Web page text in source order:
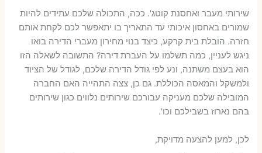
שירותי מעבר ואחסנת קוטג'. ככה, התכולה שלכם עתידים להיות
שמורים באחסון איכותי עד התאריך בו יתאפשר לכם לקחת אותם
חזרה. הובלת בית קרקע, כיצד בנוי מחירון מעברי הדירה בואו
ניגש לעניין, כמה תשלמו על העברת דירה? התשובה לשאלה הזו
הוא בעצם משתנה, ונע לפי גודל הדירה שלכם, לגודל של הציוד
ולמשקל והמאסה הכוללת. גם כן, צצה התהייה האם החברה
המובילה שלכם מעניקה עבורכם שירותים נלווים כגון שירותים
בהם נארוז בשבילכם וכו'.
לכן, למען להצעה מדויקת,